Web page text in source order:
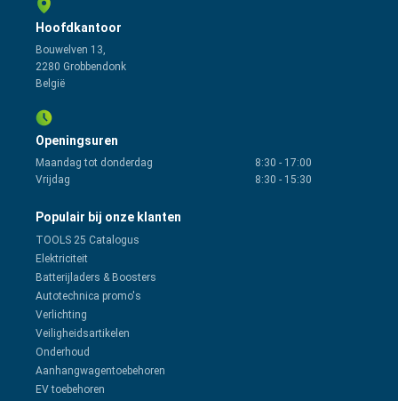
Hoofdkantoor
Bouwelven 13,
2280 Grobbendonk
België
Openingsuren
Maandag tot donderdag 8:30 - 17:00
Vrijdag
8:30 - 15:30
Populair bij onze klanten
TOOLS 25 Catalogus
Elektriciteit
Batterijladers & Boosters
Autotechnica promo's
Verlichting
Veiligheidsartikelen
Onderhoud
Aanhangwagentoebehoren
EV toebehoren